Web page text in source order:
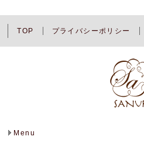
TOP プライバシーポリシー
Menu